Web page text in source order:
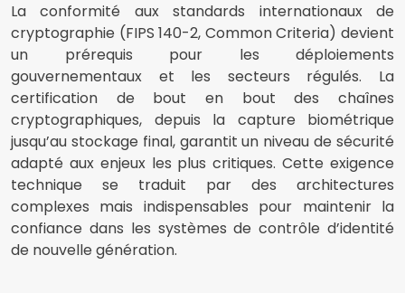
La conformité aux standards internationaux de
cryptographie (FIPS 140-2, Common Criteria) devient
un prérequis pour les déploiements
gouvernementaux et les secteurs régulés. La
certification de bout en bout des chaînes
cryptographiques, depuis la capture biométrique
jusqu’au stockage final, garantit un niveau de sécurité
adapté aux enjeux les plus critiques. Cette exigence
technique se traduit par des architectures
complexes mais indispensables pour maintenir la
confiance dans les systèmes de contrôle d’identité
de nouvelle génération.